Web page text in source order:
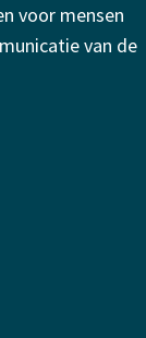
voor mensen
van de